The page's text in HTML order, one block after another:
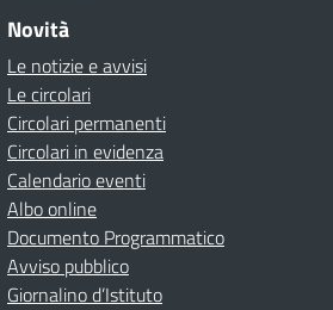
Novità
Le notizie e avvisi
Le circolari
Circolari permanenti
Circolari in evidenza
Calendario eventi
Albo online
Documento Programmatico
Avviso pubblico
Giornalino d’Istituto